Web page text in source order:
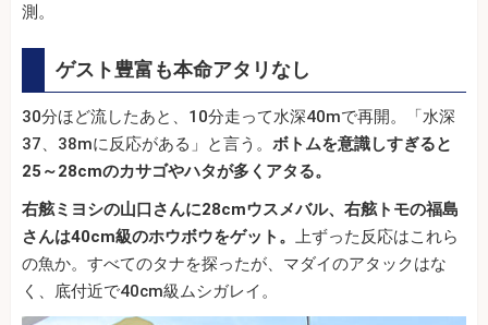
測。
ゲスト豊富も本命アタリなし
30分ほど流したあと、10分走って水深40mで再開。「水深
37、38mに反応がある」と言う。 ボトムを意識しすぎると
25～28cmのカサゴやハタが多くアタる。
右舷ミヨシの山口さんに28cmウスメバル、右舷トモの福島
さんは40cm級のホウボウをゲット。
上ずった反応はこれら
の魚か。すべてのタナを探ったが、マダイのアタックはな
く、底付近で40cm級ムシガレイ。